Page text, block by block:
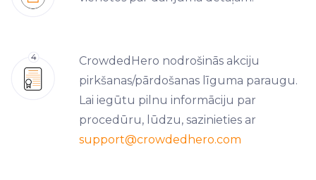
CrowdedHero nodrošinās akciju
pirkšanas/pārdošanas līguma paraugu.
Lai iegūtu pilnu informāciju par
procedūru, lūdzu, sazinieties ar
support@crowdedhero.com